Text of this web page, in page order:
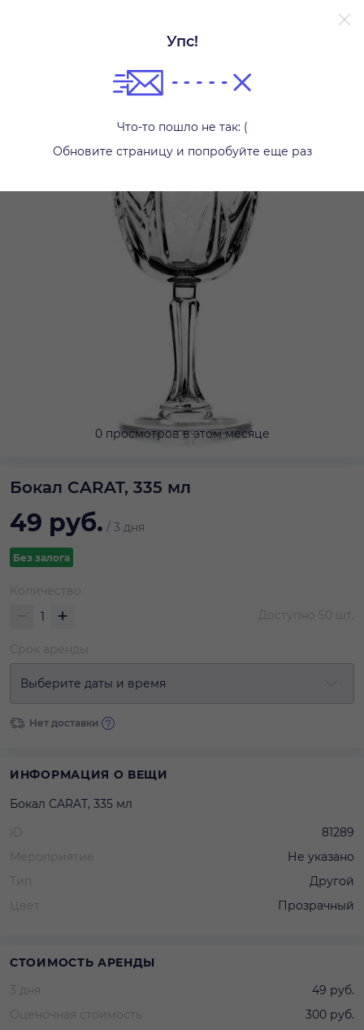
Упс!
Что-то пошло не так: (
Обновите страницу и попробуйте еще раз
0 просмотров в этом месяце
Бокал CARAT, 335 мл
49 руб. / 3 дня
Без залога
Количество
Доступно 50 шт.
Срок аренды
Выберите даты и время
Нет доставки
ИНФОРМАЦИЯ О ВЕЩИ
Бокал CARAT, 335 мл
ID
81289
Мероприятие
Не указано
Тип
Другой
Цвет
Прозрачный
СТОИМОСТЬ АРЕНДЫ
3 дня
49 руб.
Оценочная стоимость
300 руб.